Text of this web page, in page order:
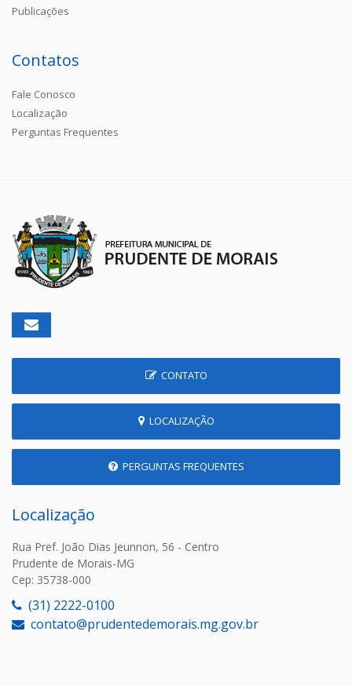
Publicações
Contatos
Fale Conosco
Localização
Perguntas Frequentes
CONTATO
LOCALIZAÇÃO
PERGUNTAS FREQUENTES
Localização
Rua Pref. João Dias Jeunnon, 56 - Centro
Prudente de Morais-MG
Cep: 35738-000
(31) 2222-0100
contato@prudentedemorais.mg.gov.br